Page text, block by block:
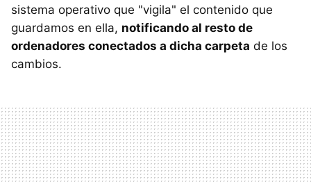
sistema operativo que "vigila" el contenido que
guardamos en ella, notificando al resto de
ordenadores conectados a dicha carpeta de los
cambios.